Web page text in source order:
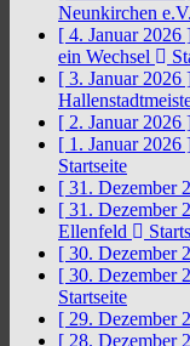
Neunkirchen
[ 4. Januar 2026
ein Wechsel
[ 3. Januar 2026
[ 2. Januar 2026
[ 1. Januar 2026
Startseite
[ 31. Dezember
[ 31. Dezember
Ellenfeld
[ 30. Dezember
[ 30. Dezember
Startseite
[ 29. Dezember
[ 28. Dezember